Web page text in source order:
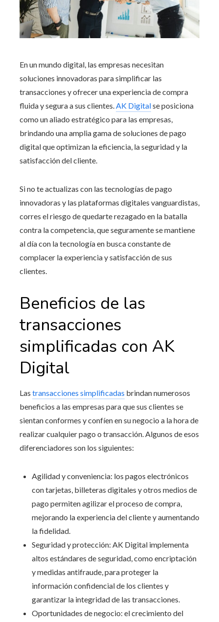
En un mundo digital, las empresas necesitan
soluciones innovadoras para simplificar las
transacciones y ofrecer una experiencia de compra
fluida y segura a sus clientes.AK Digitalse posiciona
como un aliado estratégico para las empresas,
brindando una amplia gama de soluciones de pago
digital que optimizan la eficiencia, la seguridad y la
satisfacción del cliente.
Si no te actualizas con las tecnologías de pago
innovadoras y las plataformas digitales vanguardistas,
corres el riesgo de quedarte rezagado en la batalla
contra la competencia, que seguramente se mantiene
al día con la tecnología en busca constante de
complacer la experiencia y satisfacción de sus
clientes.
Beneficios de las
transacciones
simplificadas con AK
Digital
Las transacciones simplificadas brindan numerosos
beneficios a las empresas para que sus clientes se
sientan conformes yconfíenen su negocio a la hora de
realizarcualquier pago o transacción.Algunos de esos
diferenciadores son los siguientes:
Agilidad y conveniencia: los pagos electrónicos
con tarjetas, billeteras digitales y otros medios de
pago permiten agilizar el proceso de compra,
mejorando la experiencia del cliente y aumentando
la fidelidad.
Seguridad y protección: AK Digital implementa
altos estándares de seguridad, como encriptación
y medidas antifraude, para proteger la
información confidencial de los clientes y
garantizar la integridad de las transacciones.
Oportunidades de negocio: el crecimiento del